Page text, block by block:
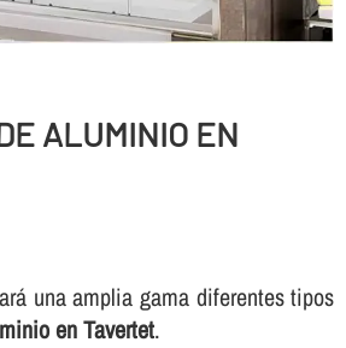
ALUMINIO EN
una amplia gama diferentes tipos
en Tavertet.